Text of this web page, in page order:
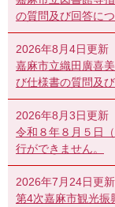
の質問及び回答に
2026年8月4日更新
嘉麻市立織田廣喜
び仕様書の質問及
2026年8月3日更新
令和８年８月５日
行ができません。
2026年7月24日更新
第4次嘉麻市観光振